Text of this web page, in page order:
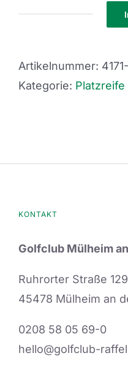
5a
Menge
Artikelnummer:
Kategorie: Platzreife
KONTAKT
Golfclub Mülheim
Ruhrorter Straße 129
45478 Mülheim an
0208 58 05 69-0
hello@golfclub-